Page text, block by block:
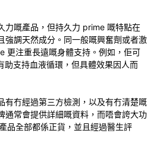
力嘅產品，但持久力 prime 嘅特點在
強調天然成分。同一般嘅興奮劑或者激
更注重長遠嘅身體支持。例如，佢可
助支持血液循環，但具體效果因人而
有冇經過第三方檢測，以及有冇清楚嘅
通常會提供詳細嘅資料，而唔會誇大功
品全部都係正貨，並且經過醫生評